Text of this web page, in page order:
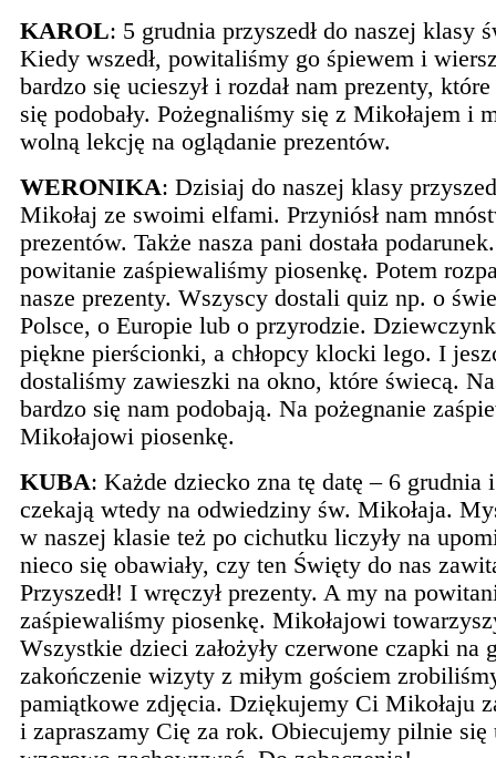
KAROL: 5 grudnia przyszedł do naszej klasy
Kiedy wszedł, powitaliśmy go śpiewem i
bardzo się ucieszył i rozdał nam prezenty,
się podobały. Pożegnaliśmy się z Mikołajem i
wolną lekcję na oglądanie prezentów.
WERONIKA: Dzisiaj do naszej klasy
Mikołaj ze swoimi elfami. Przyniósł nam
prezentów. Także nasza pani dostała
powitanie zaśpiewaliśmy piosenkę. Potem
nasze prezenty. Wszyscy dostali quiz np. o
Polsce, o Europie lub o przyrodzie.
piękne pierścionki, a chłopcy klocki lego. I
dostaliśmy zawieszki na okno, które świecą.
bardzo się nam podobają. Na pożegnanie
Mikołajowi piosenkę.
KUBA: Każde dziecko zna tę datę – 6 grudnia
czekają wtedy na odwiedziny św. Mikołaja.
w naszej klasie też po cichutku liczyły na
nieco się obawiały, czy ten Święty do nas
Przyszedł! I wręczył prezenty. A my na
zaśpiewaliśmy piosenkę. Mikołajowi
Wszystkie dzieci założyły czerwone czapki na
zakończenie wizyty z miłym gościem
pamiątkowe zdjęcia. Dziękujemy Ci Mikołaju
i zapraszamy Cię za rok. Obiecujemy pilnie się